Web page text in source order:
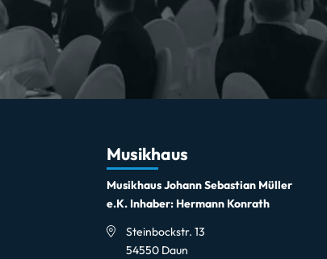
Musikhaus
Musikhaus Johann Sebastian Müller
e.K. Inhaber: Hermann Konrath
Steinbockstr. 13
54550 Daun